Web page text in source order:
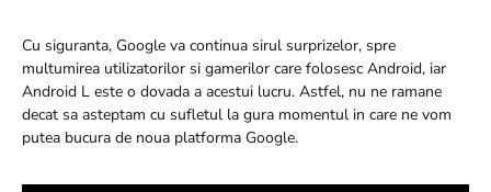
Cu siguranta, Google va continua sirul surprizelor, spre
multumirea utilizatorilor si gamerilor care folosesc Android, iar
Android L este o dovada a acestui lucru. Astfel, nu ne ramane
decat sa asteptam cu sufletul la gura momentul in care ne vom
putea bucura de noua platforma Google.